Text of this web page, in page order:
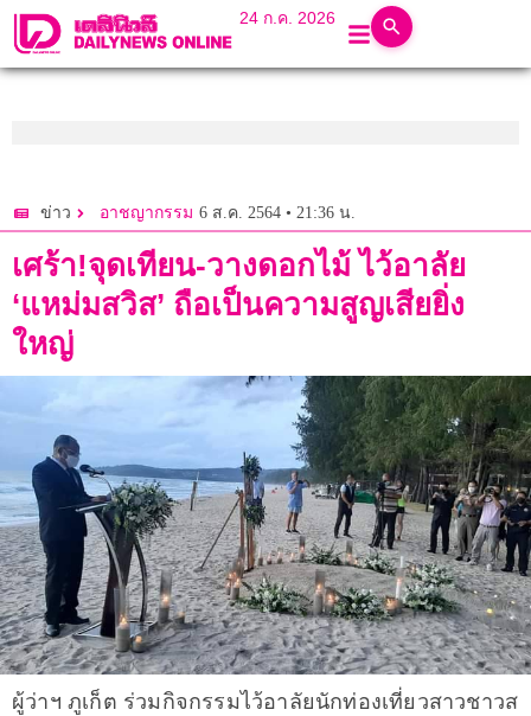
24 ก.ค. 2026
ข่าว อาชญากรรม 6 ส.ค. 2564 • 21:36 น.
เศร้า!จุดเทียน-วางดอกไม้ ไว้อาลัย
‘แหม่มสวิส’ ถือเป็นความสูญเสียยิ่ง
ใหญ่
ผู้ว่าฯ ภูเก็ต ร่วมกิจกรรมไว้อาลัยนักท่องเที่ยวสาวชาวส